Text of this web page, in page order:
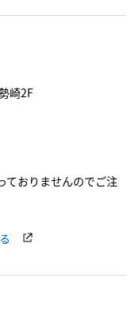
崎2F
ておりませんのでご注